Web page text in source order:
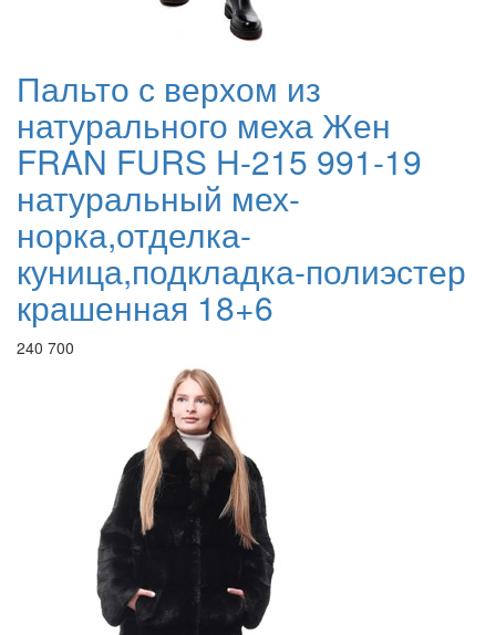
Пальто с верхом из
натурального меха Жен
FRAN FURS H-215 991-19
натуральный мех-
норка,отделка-
куница,подкладка-полиэстер
крашенная 18+6
240 700